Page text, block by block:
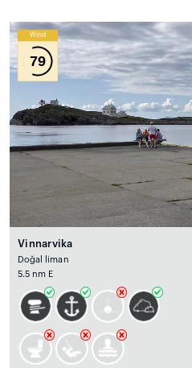
Wind
79
Vinnarvika
Doğal liman
5.5 nm E